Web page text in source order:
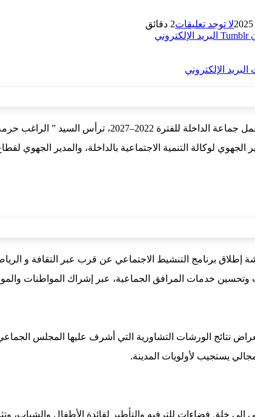
لا توجد تعليقات2 دقائق
Tumblr البريد الإلكتروني
البريد الإلكتروني
الجهوي لوكالة التنمية الاجتماعية بالداخلة، والمدير
برنامج التنشيط الاجتماعي عن قرب عبر التقافة و الرياضة
وتحسين خدمات المرافق الجماعية، عبر إشراك المواطنات
يستجيب لأولويات المدينة.
إلى خلق فضاءات للترفيه والتأطير لفائدة الأطفال والشباب،